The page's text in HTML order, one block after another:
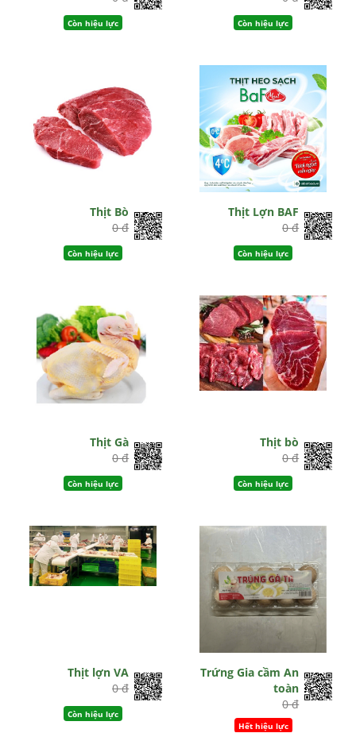
Còn hiệu lực Còn hiệu lực
Thịt Bò
0 đ
Còn hiệu lực
Thịt Lợn BAF
0 đ
Còn hiệu lực
Thịt Gà
0 đ
Còn hiệu lực
Thịt bò
0 đ
Còn hiệu lực
Thịt lợn VA
0 đ
Còn hiệu lực
Trứng Gia cầm An
toàn
0 đ
Hết hiệu lực